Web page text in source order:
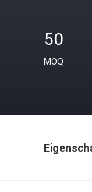
50
MOQ